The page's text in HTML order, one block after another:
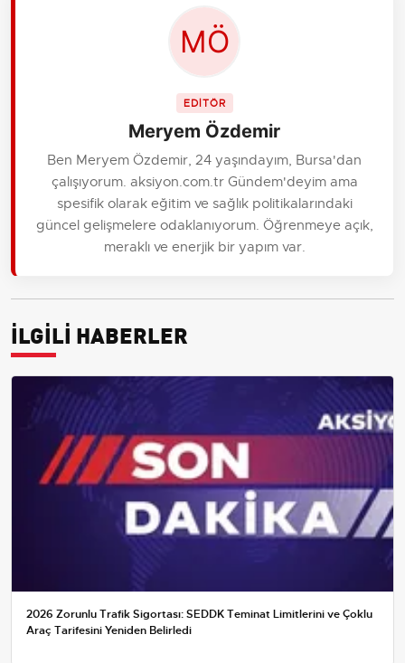
EDİTÖR
Meryem Özdemir
Ben Meryem Özdemir, 24 yaşındayım, Bursa'dan
çalışıyorum. aksiyon.com.tr Gündem'deyim ama
spesifik olarak eğitim ve sağlık politikalarındaki
güncel gelişmelere odaklanıyorum. Öğrenmeye açık,
meraklı ve enerjik bir yapım var.
İLGİLİ HABERLER
2026 Zorunlu Trafik Sigortası: SEDDK Teminat Limitlerini ve Çoklu
Araç Tarifesini Yeniden Belirledi